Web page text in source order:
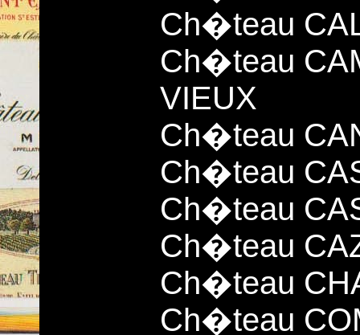
Ch�teau
Ch�teau
VIEUX
Ch�teau
Ch�teau
Ch�teau
Ch�teau
Ch�teau
Ch�teau